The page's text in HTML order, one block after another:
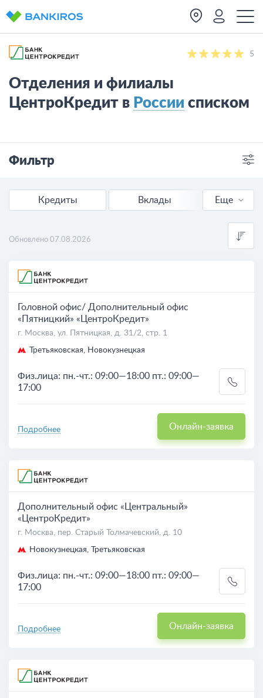
5
Отделения и филиалы
ЦентроКредит в России списком
Фильтр
Отделения Банкоматы
На карте
Кредиты
Вклады
Еще
Обновлено 07.08.2026
Головной офис/ Дополнительный офис
«Пятницкий» «ЦентроКредит»
г. Москва, ул. Пятницкая, д. 31/2, стр. 1
Третьяковская, Новокузнецкая
Физ.лица: пн.-чт.: 09:00—18:00 пт.: 09:00—
17:00
Подробнее Онлайн-заявка
Дополнительный офис «Центральный»
«ЦентроКредит»
г. Москва, пер. Старый Толмачевский, д. 10
Новокузнецкая, Третьяковская
Физ.лица: пн.-чт.: 09:00—18:00 пт.: 09:00—
17:00
Подробнее Онлайн-заявка